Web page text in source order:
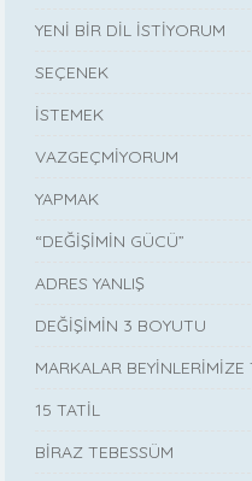
YENİ BİR DİL İSTİYORUM
SEÇENEK
İSTEMEK
VAZGEÇMİYORUM
YAPMAK
“DEĞİŞİMİN GÜCÜ”
ADRES YANLIŞ
DEĞİŞİMİN 3 BOYUTU
MARKALAR
15 TATİL
BİRAZ TEBESSÜM